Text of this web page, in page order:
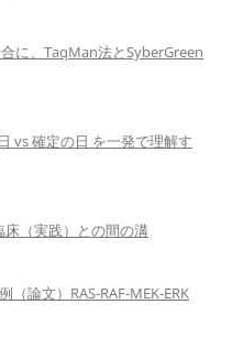
に、TaqMan法とSyberGreen
vs 確定の日 を一発で理解す
（実践）との間の溝
論文）RAS-RAF-MEK-ERK